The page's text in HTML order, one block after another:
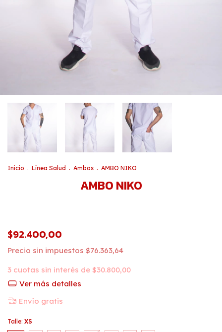
Inicio . Línea Salud . Ambos . AMBO NIKO
AMBO NIKO
$92.400,00
Precio sin impuestos $76.363,64
3 cuotas sin interés de $30.800,00
Ver más detalles
Envío gratis
Talle: XS